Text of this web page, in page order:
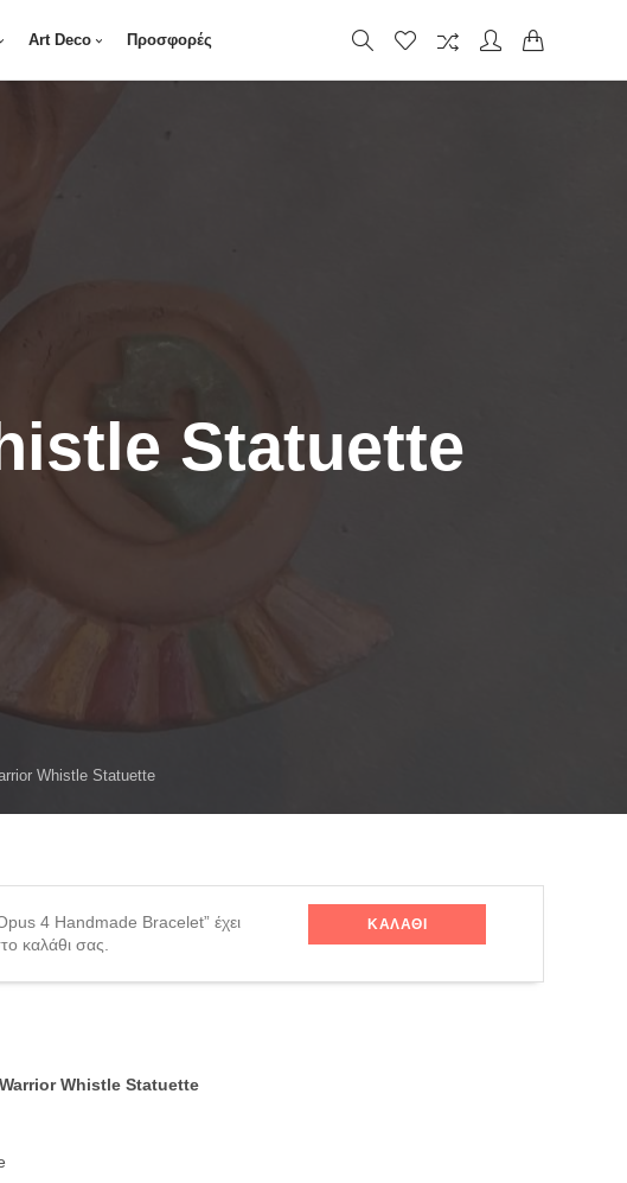
Art Deco Προσφορές
Statuette
Whistle Statuette
4 Handmade Bracelet” έχει
καλάθι σας.
ΚΑΛΆΘΙ
Whistle Statuette